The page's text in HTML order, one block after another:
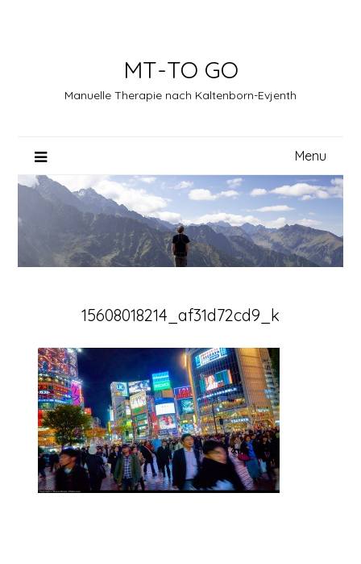
MT-TO GO
Manuelle Therapie nach Kaltenborn-Evjenth
Menu
15608018214_af31d72cd9_k